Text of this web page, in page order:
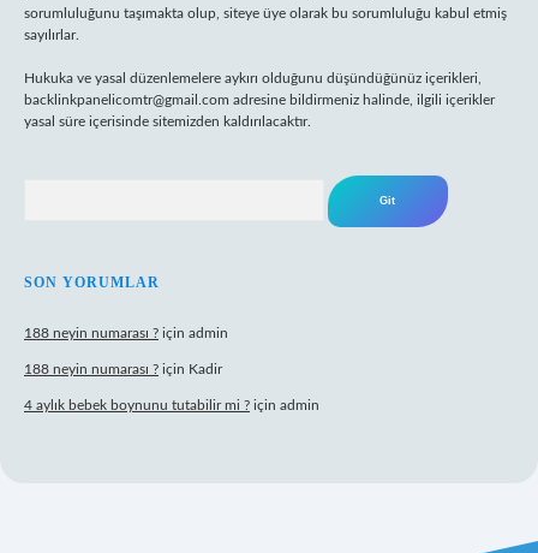
sorumluluğunu taşımakta olup, siteye üye olarak bu sorumluluğu kabul etmiş
sayılırlar.
Hukuka ve yasal düzenlemelere aykırı olduğunu düşündüğünüz içerikleri,
backlinkpanelicomtr@gmail.com adresine bildirmeniz halinde, ilgili içerikler
yasal süre içerisinde sitemizden kaldırılacaktır.
SON YORUMLAR
188 neyin numarası ? için admin
188 neyin numarası ? için Kadir
4 aylık bebek boynunu tutabilir mi ? için admin